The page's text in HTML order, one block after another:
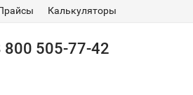
Калькуляторы
800 505-77-42